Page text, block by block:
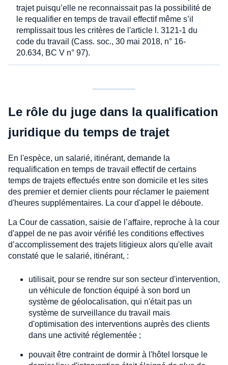
trajet puisqu’elle ne reconnaissait pas la possibilité de
le requalifier en temps de travail effectif même s’il
remplissait tous les critères de l'article l. 3121-1 du
code du travail (Cass. soc., 30 mai 2018, n° 16-
20.634, BC V n° 97).
Le rôle du juge dans la qualification
juridique du temps de trajet
En l'espèce, un salarié, itinérant, demande la
requalification en temps de travail effectif de certains
temps de trajets effectués entre son domicile et les sites
des premier et dernier clients pour réclamer le paiement
d'heures supplémentaires. La cour d'appel le déboute.
La Cour de cassation, saisie de l’affaire, reproche à la cour
d'appel de ne pas avoir vérifié les conditions effectives
d’accomplissement des trajets litigieux alors qu'elle avait
constaté que le salarié, itinérant, :
utilisait, pour se rendre sur son secteur d'intervention,
un véhicule de fonction équipé à son bord un
système de géolocalisation, qui n'était pas un
système de surveillance du travail mais
d'optimisation des interventions auprès des clients
dans une activité réglementée ;
pouvait être contraint de dormir à l'hôtel lorsque le